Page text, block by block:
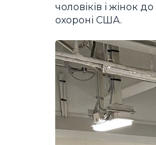
чоловіків і жінок
охороні США.